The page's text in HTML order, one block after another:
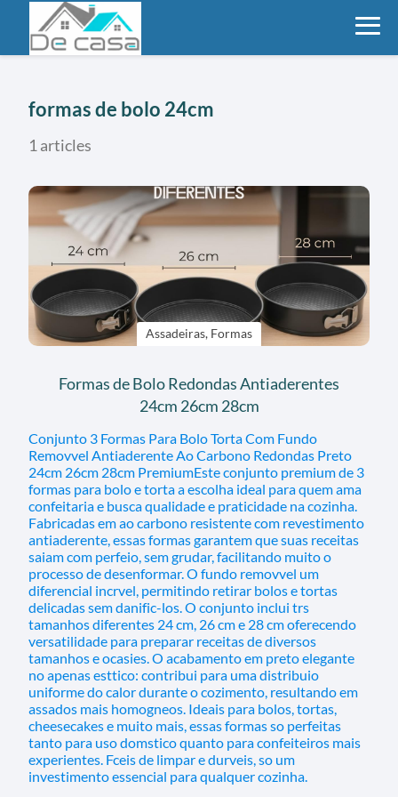
formas de bolo 24cm
1 articles
Assadeiras, Formas
Formas de Bolo Redondas Antiaderentes
24cm 26cm 28cm
Conjunto 3 Formas Para Bolo Torta Com Fundo
Removvel Antiaderente Ao Carbono Redondas Preto
24cm 26cm 28cm PremiumEste conjunto premium de 3
formas para bolo e torta a escolha ideal para quem ama
confeitaria e busca qualidade e praticidade na cozinha.
Fabricadas em ao carbono resistente com revestimento
antiaderente, essas formas garantem que suas receitas
saiam com perfeio, sem grudar, facilitando muito o
processo de desenformar. O fundo removvel um
diferencial incrvel, permitindo retirar bolos e tortas
delicadas sem danific-los. O conjunto inclui trs
tamanhos diferentes 24 cm, 26 cm e 28 cm oferecendo
versatilidade para preparar receitas de diversos
tamanhos e ocasies. O acabamento em preto elegante
no apenas esttico: contribui para uma distribuio
uniforme do calor durante o cozimento, resultando em
assados mais homogneos. Ideais para bolos, tortas,
cheesecakes e muito mais, essas formas so perfeitas
tanto para uso domstico quanto para confeiteiros mais
experientes. Fceis de limpar e durveis, so um
investimento essencial para qualquer cozinha.